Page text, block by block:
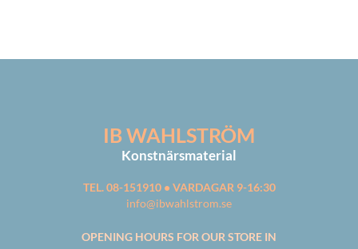
IB WAHLSTRÖM
Konstnärsmaterial
TEL. 08-151910 • VARDAGAR 9-16:30
info@ibwahlstrom.se
OPENING HOURS FOR OUR STORE IN